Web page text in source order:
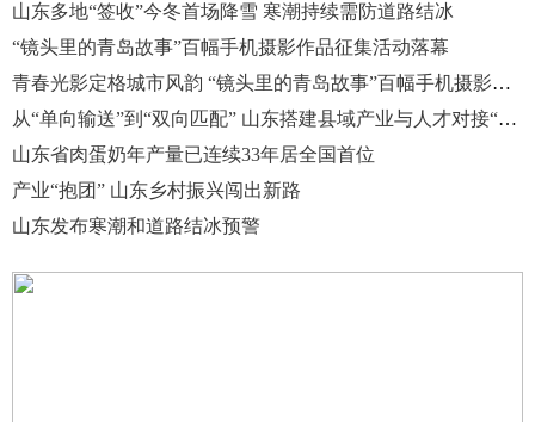
山东多地“签收”今冬首场降雪 寒潮持续需防道路结冰
“镜头里的青岛故事”百幅手机摄影作品征集活动落幕
青春光影定格城市风韵 “镜头里的青岛故事”百幅手机摄影作品征集活动落幕
从“单向输送”到“双向匹配” 山东搭建县域产业与人才对接“连心桥”
山东省肉蛋奶年产量已连续33年居全国首位
产业“抱团” 山东乡村振兴闯出新路
山东发布寒潮和道路结冰预警